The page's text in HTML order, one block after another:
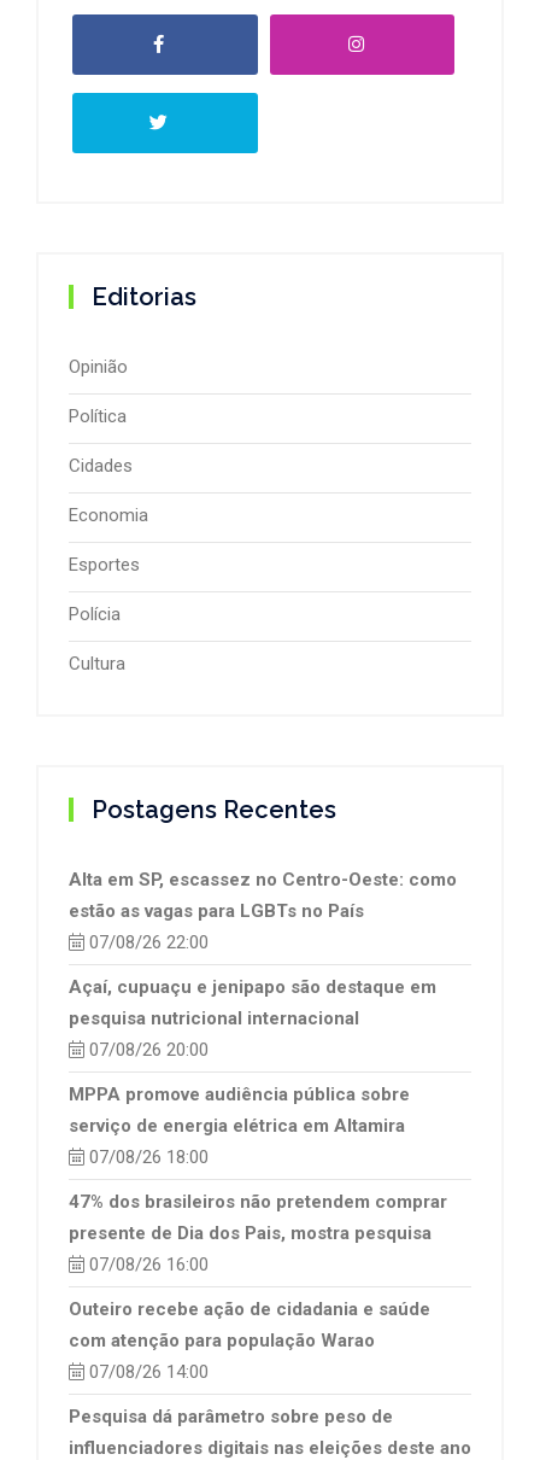
Editorias
Opinião
Política
Cidades
Economia
Esportes
Polícia
Cultura
Postagens Recentes
Alta em SP, escassez no Centro-Oeste: como
estão as vagas para LGBTs no País
07/08/26 22:00
Açaí, cupuaçu e jenipapo são destaque em
pesquisa nutricional internacional
07/08/26 20:00
MPPA promove audiência pública sobre
serviço de energia elétrica em Altamira
07/08/26 18:00
47% dos brasileiros não pretendem comprar
presente de Dia dos Pais, mostra pesquisa
07/08/26 16:00
Outeiro recebe ação de cidadania e saúde
com atenção para população Warao
07/08/26 14:00
Pesquisa dá parâmetro sobre peso de
influenciadores digitais nas eleições deste ano